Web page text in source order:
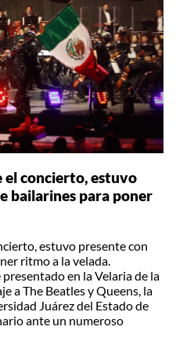
el concierto, estuvo
bailarines para poner
estuvo presente con
ritmo a la velada.
en la Velaria de la
a The Beatles y Queens, la
Juárez del Estado de
ante un numeroso